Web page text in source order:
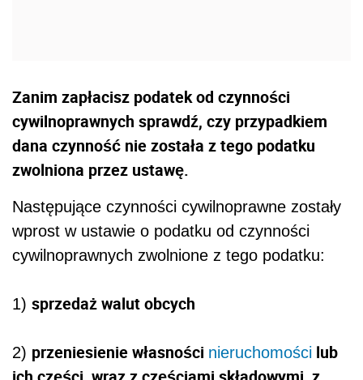
Zanim zapłacisz podatek od czynności
cywilnoprawnych sprawdź, czy przypadkiem
dana czynność nie została z tego podatku
zwolniona przez ustawę.
Następujące czynności cywilnoprawne zostały
wprost w ustawie o podatku od czynności
cywilnoprawnych zwolnione z tego podatku:
1) sprzedaż walut obcych
2) przeniesienie własności nieruchomości lub